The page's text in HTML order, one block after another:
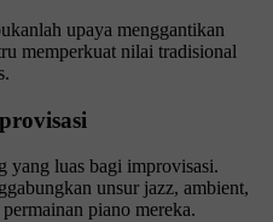
upaya menggantikan
memperkuat nilai tradisional
yang luas bagi improvisasi.
unsur jazz, ambient,
piano mereka.